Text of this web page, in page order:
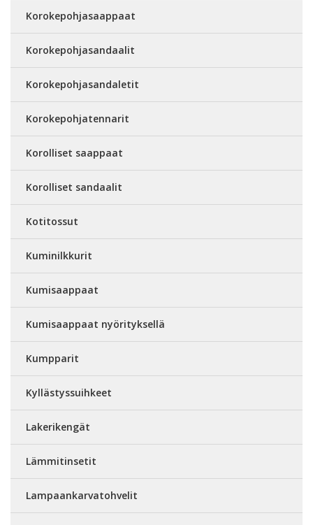
Korokepohjasaappaat
Korokepohjasandaalit
Korokepohjasandaletit
Korokepohjatennarit
Korolliset saappaat
Korolliset sandaalit
Kotitossut
Kuminilkkurit
Kumisaappaat
Kumisaappaat nyörityksellä
Kumpparit
Kyllästyssuihkeet
Lakerikengät
Lämmitinsetit
Lampaankarvatohvelit